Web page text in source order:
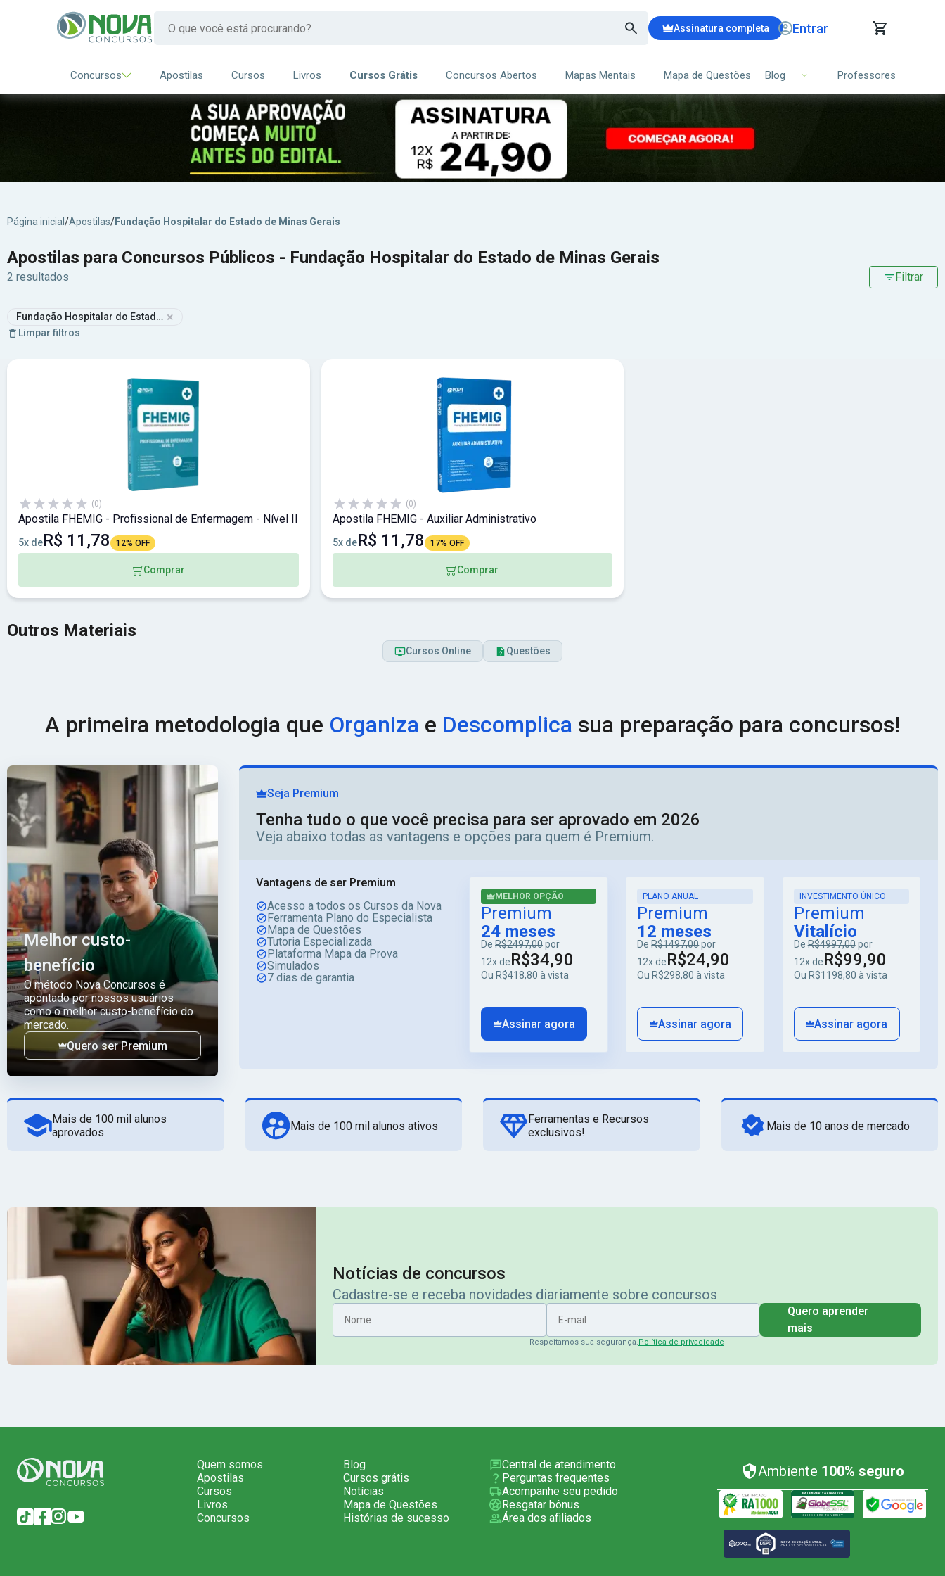
Assinatura completa Entrar
CARRINHO DE COMPRAS
ITENS (00)
Seu carrinho ainda está vazio.
Concursos Apostilas Cursos Livros Cursos Grátis Concursos Abertos Mapas Mentais Mapa de Questões Blog Professores
Página inicial /Apostilas/Fundação Hospitalar do Estado de Minas Gerais
Apostilas para Concursos Públicos - Fundação Hospitalar do Estado de Minas Gerais
2 resultados Filtrar
Fundação Hospitalar do Estado de Minas Gerais
×
Limpar filtros
(0)
Apostila FHEMIG - Profissional de Enfermagem - Nível II
5x deR$ 11,78 12% OFF
Comprar
(0)
Apostila FHEMIG - Auxiliar Administrativo
5x deR$ 11,78 17% OFF
Comprar
Outros Materiais
Cursos Online Questões
A primeira metodologia que Organiza e Descomplica sua preparação para concursos!
Melhor custo-
benefício
O método Nova Concursos é
apontado por nossos usuários
como o melhor custo-benefício do
mercado.
Quero ser Premium
Seja Premium
Tenha tudo o que você precisa para ser aprovado em 2026
Veja abaixo todas as vantagens e opções para quem é Premium.
Vantagens de ser Premium
Acesso a todos os Cursos da Nova
Ferramenta Plano do Especialista
Mapa de Questões
Tutoria Especializada
Plataforma Mapa da Prova
Simulados
7 dias de garantia
MELHOR OPÇÃO
Premium
24 meses
De R$2497,00por
12x deR$34,90
Ou R$418,80 à vista
Assinar agora
PLANO ANUAL
Premium
12 meses
DeR$1497,00por
12x deR$24,90
Ou R$298,80 à vista
Assinar agora
INVESTIMENTO ÚNICO
Premium
Vitalício
DeR$4997,00por
12x deR$99,90
Ou R$1198,80 à vista
Assinar agora
Mais de 100 mil alunos
aprovados
Mais de 100 mil alunos ativos
Ferramentas e Recursos
exclusivos!
Mais de 10 anos de mercado
Notícias de concursos
Cadastre-se e receba novidades diariamente sobre concursos
Nome
E-mail
Quero aprender
mais
Respeitamos sua segurança.Política de privacidade
Quem somos
Apostilas
Cursos
Livros
Concursos
Blog
Cursos grátis
Notícias
Mapa de Questões
Histórias de sucesso
Central de atendimento
Perguntas frequentes
Acompanhe seu pedido
Resgatar bônus
Área dos afiliados
Ambiente 100% seguro